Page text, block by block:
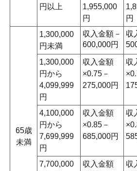
円以上
1,955,000
円
円
65歳
未満
1,300,000
円未満
収入金額－
600,000円
収
1,300,000
円から
4,099,999
円
収入金額
×0.75－
275,000円
収
4,100,000
円から
7,699,999
円
収入金額
×0.85－
685,000円
収
7,700,000
収入金額
収